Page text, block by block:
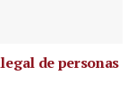
de personas